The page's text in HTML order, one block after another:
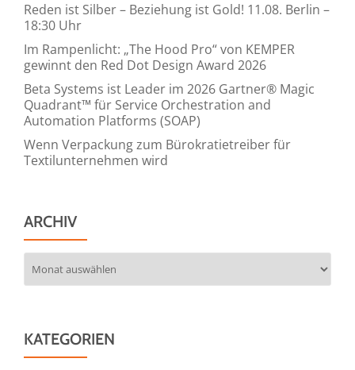
Reden ist Silber – Beziehung ist Gold! 11.08. Berlin –
18:30 Uhr
Im Rampenlicht: „The Hood Pro“ von KEMPER
gewinnt den Red Dot Design Award 2026
Beta Systems ist Leader im 2026 Gartner® Magic
Quadrant™ für Service Orchestration and
Automation Platforms (SOAP)
Wenn Verpackung zum Bürokratietreiber für
Textilunternehmen wird
ARCHIV
KATEGORIEN